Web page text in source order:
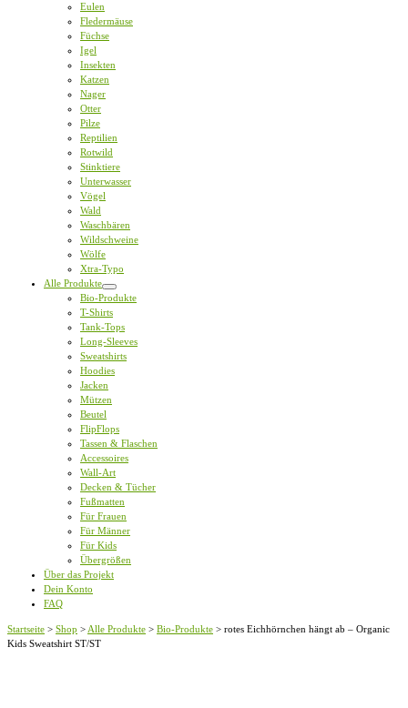
Eulen
Fledermäuse
Füchse
Igel
Insekten
Katzen
Nager
Otter
Pilze
Reptilien
Rotwild
Stinktiere
Unterwasser
Vögel
Wald
Waschbären
Wildschweine
Wölfe
Xtra-Typo
Alle Produkte
Bio-Produkte
T-Shirts
Tank-Tops
Long-Sleeves
Sweatshirts
Hoodies
Jacken
Mützen
Beutel
FlipFlops
Tassen & Flaschen
Accessoires
Wall-Art
Decken & Tücher
Fußmatten
Für Frauen
Für Männer
Für Kids
Übergrößen
Über das Projekt
Dein Konto
FAQ
Startseite > Shop > Alle Produkte > Bio-Produkte > rotes Eichhörnchen hängt ab – Organic
Kids Sweatshirt ST/ST